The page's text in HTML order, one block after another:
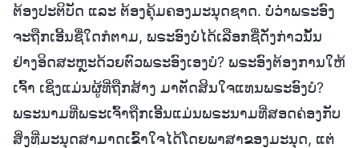
ຕ້ອງປະຕິບັດ ແລະ ຕ້ອງຄຸ້ມຄອງມະນຸດຊາດ. ບໍ່ວ່າພຣະອົງ
ຈະຖືກເອີ້ນຊື່ໃດກໍຕາມ, ພຣະອົງບໍ່ໄດ້ເລືອກຊື່ດັ່ງກ່າວນັ້ນ
ຢ່າງອິດສະຫຼະດ້ວຍຕົວພຣະອົງເອງບໍ? ພຣະອົງຕ້ອງການໃຫ້
ເຈົ້າ ເຊິ່ງແມ່ນຜູ້ທີ່ຖືກສ້າງ ມາຕັດສິນໃຈແທນພຣະອົງບໍ?
ພຣະນາມທີ່ພຣະເຈົ້າຖືກເອີ້ນແມ່ນພຣະນາມທີ່ສອດຄ່ອງກັບ
ສິ່ງທີ່ມະນຸດສາມາດເຂົ້າໃຈໄດ້ໂດຍພາສາຂອງມະນຸດ, ແຕ່